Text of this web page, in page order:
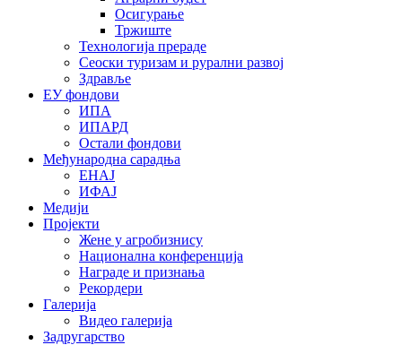
Осигурање
Тржиште
Технологија прераде
Сеоски туризам и рурални развој
Здравље
ЕУ фондови
ИПА
ИПАРД
Остали фондови
Међународна сарадња
ЕНАЈ
ИФАЈ
Медији
Пројекти
Жене у агробизнису
Национална конференција
Награде и признања
Рекордери
Галерија
Видео галерија
Задругарство